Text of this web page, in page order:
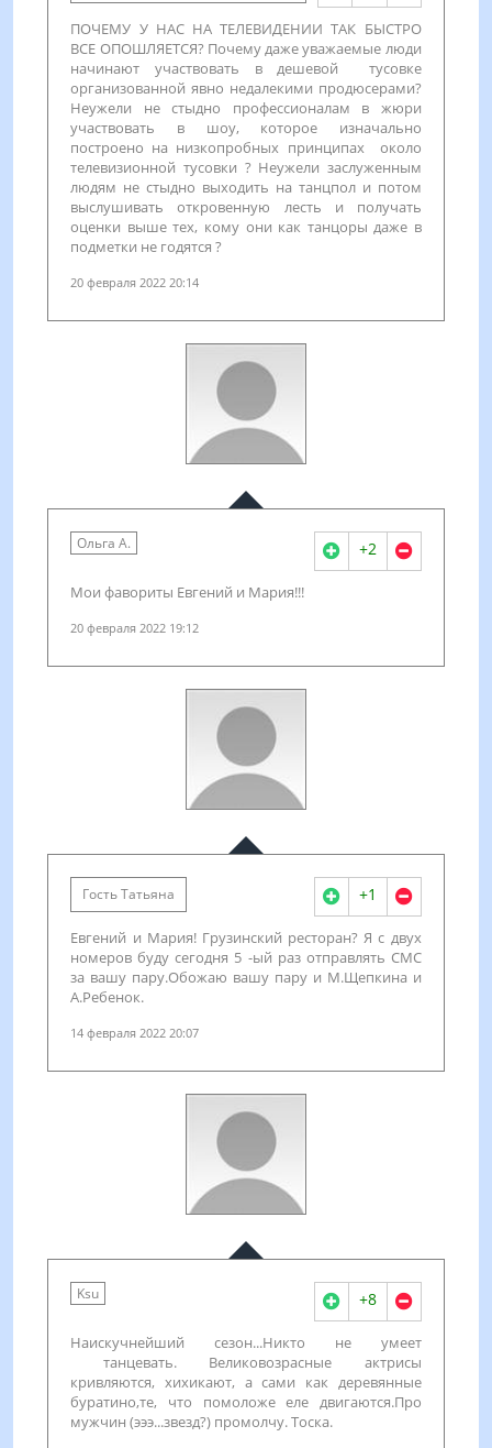
ПОЧЕМУ У НАС НА ТЕЛЕВИДЕНИИ ТАК БЫСТРО
ВСЕ ОПОШЛЯЕТСЯ? Почему даже уважаемые люди
начинают участвовать в дешевой тусовке
организованной явно недалекими продюсерами?
Неужели не стыдно профессионалам в жюри
участвовать в шоу, которое изначально
построено на низкопробных принципах около
телевизионной тусовки ? Неужели заслуженным
людям не стыдно выходить на танцпол и потом
выслушивать откровенную лесть и получать
оценки выше тех, кому они как танцоры даже в
подметки не годятся ?
20 февраля 2022 20:14
Ольга А. +2
Мои фавориты Евгений и Мария!!!
20 февраля 2022 19:12
Гость Татьяна +1
Евгений и Мария! Грузинский ресторан? Я с двух
номеров буду сегодня 5 -ый раз отправлять СМС
за вашу пару.Обожаю вашу пару и М.Щепкина и
А.Ребенок.
14 февраля 2022 20:07
Ksu +8
Наискучнейший сезон...Никто не умеет
танцевать. Великовозрасные актрисы
кривляются, хихикают, а сами как деревянные
буратино,те, что помоложе еле двигаются.Про
мужчин (эээ...звезд?) промолчу. Тоска.